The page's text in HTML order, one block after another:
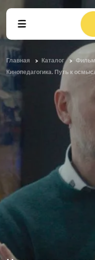
Главная Каталог
Кинопедагогика. Путь к